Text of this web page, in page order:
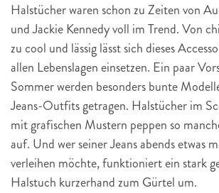
Halstücher waren schon zu Zeiten von
und Jackie Kennedy voll im Trend. Von
zu cool und lässig lässt sich dieses
allen Lebenslagen einsetzen. Ein paar
Sommer werden besonders bunte
Jeans-Outfits getragen. Halstücher im
mit grafischen Mustern peppen so
auf. Und wer seiner Jeans abends etwas
verleihen möchte, funktioniert ein stark
Halstuch kurzerhand zum Gürtel um.